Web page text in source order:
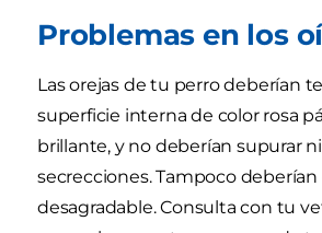
Problemas en los
Las orejas de tu perro deberían
superficie interna de color rosa
brillante, y no deberían supurar
secrecciones. Tampoco
desagradable. Consulta con tu